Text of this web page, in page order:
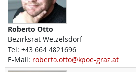
Roberto Otto
Bezirksrat Wetzelsdorf
Tel: +43 664 4821696
E-Mail: roberto.otto@kpoe-graz.at